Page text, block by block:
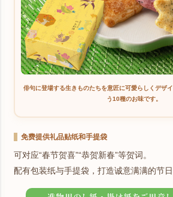
俳句に登場する生きものたちを意匠に可愛らしくデザ
う10種のお味です。
免费提供礼品贴纸和手提袋
可对应“春节贺喜”“恭贺新春”等贺词。
配有包装纸与手提袋，打造诚意满满的节日